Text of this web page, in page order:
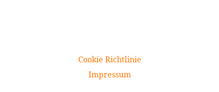
Cookie Richtlinie
Impressum